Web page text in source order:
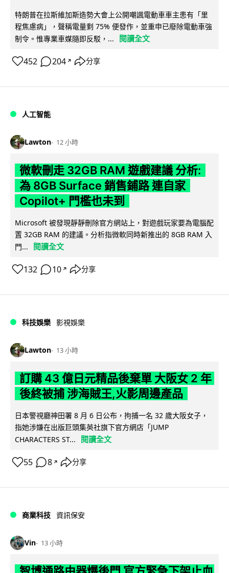
特朗普在拉斯維加斯造勢大會上公開嘲諷電動車車主患有「里
程焦慮病」，聲稱電量剩 75% 便發作，並重申已廢除電動車強
制令。惟專業車媒隨即反駁，...
閱讀全文
452 204 ↗ 分享
人工智能
Lawton 12 小時
微軟刪走 32GB RAM 遊戲建議 分析:
為 8GB Surface 銷售鋪路 連自家
Copilot+ 門檻也未到
Microsoft 被發現靜靜刪除官方網站上，對遊戲玩家要為電腦配
置 32GB RAM 的建議。分析指微軟同時新推出的 8GB RAM 入
門...
閱讀全文
132 10 ↗ 分享
科技娛樂 影視娛樂
Lawton 13 小時
訂購 43 億日元精品後棄單 大阪女 2 年
後終被捕 涉海賊王,火影周邊產品
日本警視廳神田署 8 月 6 日公布，拘捕一名 32 歲大阪女子，
指她涉嫌在出版巨頭集英社旗下官方網店「JUMP
CHARACTERS ST...
閱讀全文
55 8 ↗ 分享
商業科技 資訊保安
Vin 13 小時